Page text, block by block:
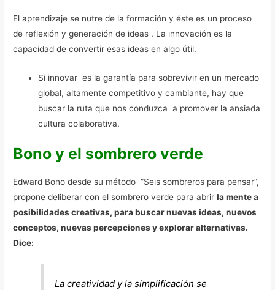
El aprendizaje se nutre de la formación y éste es un proceso
de reflexión y generación de ideas . La innovación es la
capacidad de convertir esas ideas en algo útil.
Si innovar es la garantía para sobrevivir en un mercado
global, altamente competitivo y cambiante, hay que
buscar la ruta que nos conduzca a promover la ansiada
cultura colaborativa.
Bono y el sombrero verde
Edward Bono desde su método “Seis sombreros para pensar”,
propone deliberar con el sombrero verde para abrirla mente a
posibilidades creativas, para buscar nuevas ideas, nuevos
conceptos, nuevas percepciones y explorar alternativas.
Dice:
La creatividad y la simplificación se